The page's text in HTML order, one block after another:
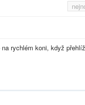
rychlém koni, když